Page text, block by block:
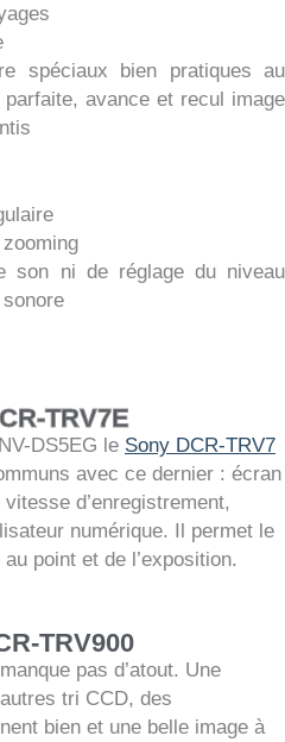
spéciaux bien pratiques au
parfaite, avance et recul image
son ni de réglage du niveau
sonore
TRV7E
DS5EG le Sony DCR-TRV7
avec ce dernier : écran
d’enregistrement,
numérique. Il permet le
point et de l’exposition.
TRV900
pas d’atout. Une
tri CCD, des
bien et une belle image à